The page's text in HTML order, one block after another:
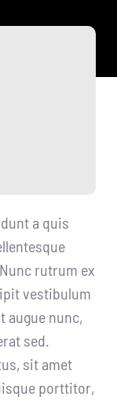
a quis
rutrum ex
vestibulum
augue nunc,
sed.
sit amet
porttitor,